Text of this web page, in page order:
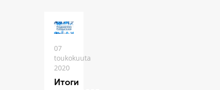
07
toukokuuta
2020
Итоги